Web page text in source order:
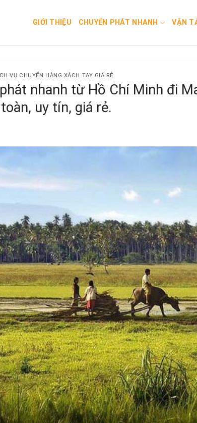
GIỚI THIỆU CHUYỂN PHÁT NHANH VẬN
VỤ CHUYỂN HÀNG XÁCH TAY GIÁ RẺ
nhanh từ Hồ Chí Minh đi
uy tín, giá rẻ.